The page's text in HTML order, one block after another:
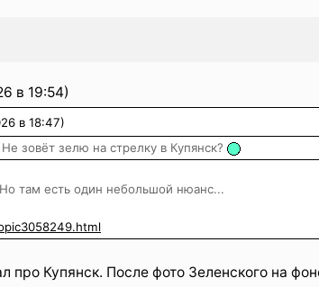
в 19:54)
в 18:47)
зовёт зелю на стрелку в Купянск?
там есть один небольшой нюанс...
про Купянск. После фото Зеленского на